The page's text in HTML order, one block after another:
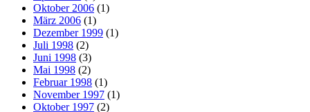
Oktober 2006 (1)
März 2006 (1)
Dezember 1999 (1)
Juli 1998 (2)
Juni 1998 (3)
Mai 1998 (2)
Februar 1998 (1)
November 1997 (1)
Oktober 1997 (2)